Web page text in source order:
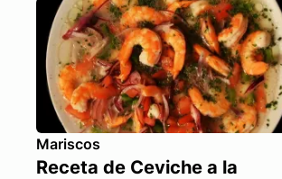
Mariscos
Receta de Ceviche a la